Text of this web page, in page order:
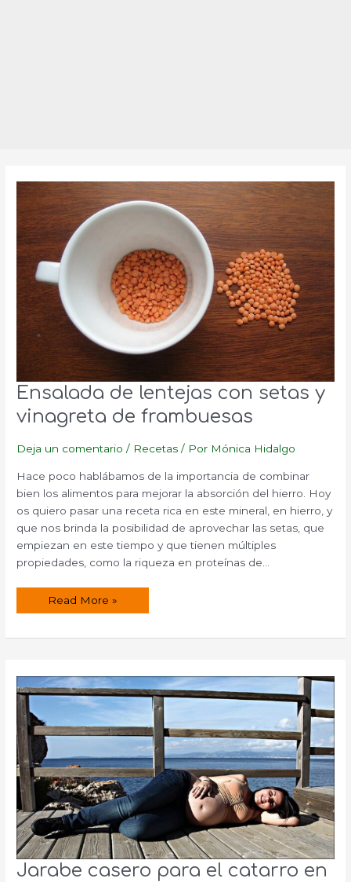
Ensalada de lentejas con setas y
vinagreta de frambuesas
Deja un comentario / Recetas / Por Mónica Hidalgo
Hace poco hablábamos de la importancia de combinar
bien los alimentos para mejorar la absorción del hierro. Hoy
os quiero pasar una receta rica en este mineral, en hierro, y
que nos brinda la posibilidad de aprovechar las setas, que
empiezan en este tiempo y que tienen múltiples
propiedades, como la riqueza en proteínas de…
Ensalada
setas
frambuesas
Read More »
Jarabe casero para el catarro en